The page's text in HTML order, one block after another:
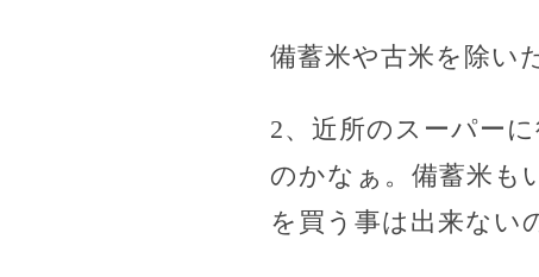
備蓄米や古米を除い
2、近所のスーパー
のかなぁ。備蓄米も
を買う事は出来ない